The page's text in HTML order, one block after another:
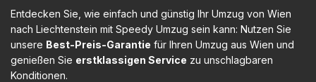
Entdecken Sie, wie einfach und günstig Ihr Umzug von Wien
nach Liechtenstein mit Speedy Umzug sein kann: Nutzen Sie
unsere Best-Preis-Garantie für Ihren Umzug aus Wien und
genießen Sie erstklassigen Service zu unschlagbaren
Konditionen.